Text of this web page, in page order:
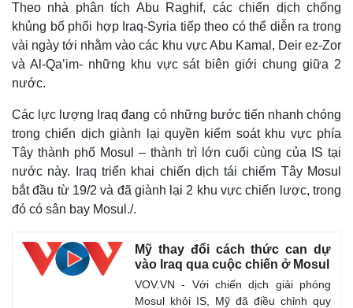
Theo nhà phân tích Abu Raghif, các chiến dịch chống
khủng bố phối hợp Iraq-Syria tiếp theo có thể diễn ra trong
vài ngày tới nhằm vào các khu vực Abu Kamal, Deir ez-Zor
và Al-Qa’im- những khu vực sát biên giới chung giữa 2
nước.
Các lực lượng Iraq đang có những bước tiến nhanh chóng
trong chiến dịch giành lại quyền kiểm soát khu vực phía
Tây thành phố Mosul – thành trì lớn cuối cùng của IS tại
nước này. Iraq triển khai chiến dịch tái chiếm Tây Mosul
bắt đầu từ 19/2 và đã giành lại 2 khu vực chiến lược, trong
đó có sân bay Mosul./.
Mỹ thay đổi cách thức can dự
vào Iraq qua cuộc chiến ở Mosul
VOV.VN - Với chiến dịch giải phóng
Mosul khỏi IS, Mỹ đã điều chỉnh quy